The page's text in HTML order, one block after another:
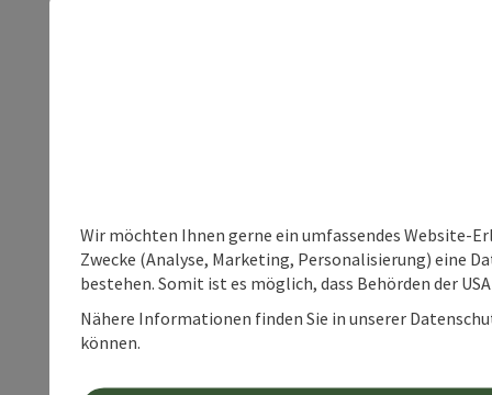
Wir möchten Ihnen gerne ein umfassendes Website-
Zwecke (Analyse, Marketing, Personalisierung) eine
bestehen. Somit ist es möglich, dass Behörden der
Nähere Informationen finden Sie in unserer
können.